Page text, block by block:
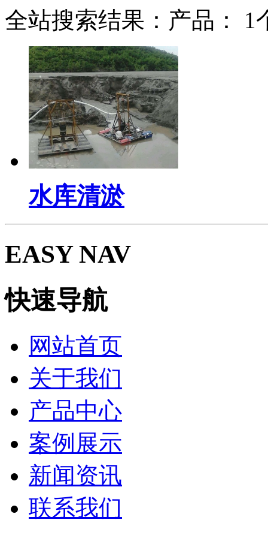
全站搜索结果：产品： 1
水库清淤
EASY NAV
快速导航
网站首页
关于我们
产品中心
案例展示
新闻资讯
联系我们